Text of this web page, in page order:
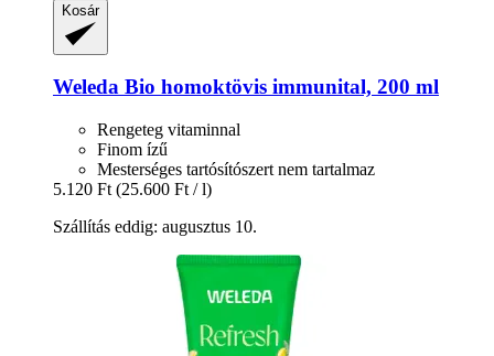
Kosár
Weleda Bio homoktövis immunital, 200 ml
Rengeteg vitaminnal
Finom ízű
Mesterséges tartósítószert nem tartalmaz
5.120 Ft (25.600 Ft / l)
Szállítás eddig: augusztus 10.